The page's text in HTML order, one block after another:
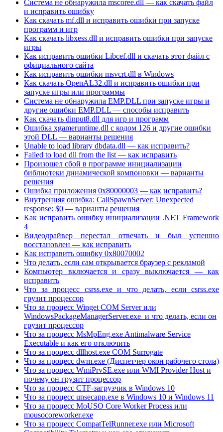
Система не обнаружила mscoree.dll — как скачать файл
и исправить ошибку
Как скачать mf.dll и исправить ошибки при запуске
программ и игр
Как скачать libxess.dll и исправить ошибки при запуске
игры
Как исправить ошибки Libcef.dll и скачать этот файл с
официального сайта
Как исправить ошибки msvcrt.dll в Windows
Как скачать OpenAL32.dll и исправить ошибки при
запуске игры или программы
Система не обнаружила EMP.DLL при запуске игры и
другие ошибки EMP.DLL — способы исправить
Как скачать dinput8.dll для игр и программ
Ошибка xgameruntime.dll с кодом 126 и другие ошибки
этой DLL — варианты решения
Unable to load library dbdata.dll — как исправить?
Failed to load dll from the list — как исправить
Произошел сбой в программе инициализации
библиотеки динамической компоновки — варианты
решения
Ошибка приложения 0x80000003 — как исправить?
Внутренняя ошибка: CallSpawnServer: Unexpected
response: $0 — варианты решения
Как исправить ошибку инициализации .NET Framework
4
Видеодрайвер перестал отвечать и был успешно
восстановлен — как исправить
Как исправить ошибку 0x80070002
Что делать, если сам открывается браузер с рекламой
Компьютер включается и сразу выключается — как
исправить
Что за процесс csrss.exe и что делать, если csrss.exe
грузит процессор
Что за процесс Winget COM Server или
WindowsPackageManagerServer.exe и что делать, если он
грузит процессор
Что за процесс MsMpEng.exe Antimalware Service
Executable и как его отключить
Что за процесс dllhost.exe COM Surrogate
Что за процесс dwm.exe (Диспетчер окон рабочего стола)
Что за процесс WmiPrvSE.exe или WMI Provider Host и
почему он грузит процессор
Что за процесс CTF-загрузчик в Windows 10
Что за процесс unsecapp.exe в Windows 10 и Windows 11
Что за процесс MoUSO Core Worker Process или
mousocoreworker.exe
Что за процесс CompatTelRunner.exe или Microsoft